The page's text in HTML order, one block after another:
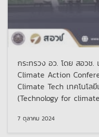
กระทรวง อว. โดย สอวช.
Climate Action
Climate Tech เทคโนโล
(Technology for
7 ตุลาคม 2024